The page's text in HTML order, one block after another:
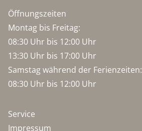
Öffnungszeiten
Montag bis Freitag:
08:30 Uhr bis 12:00 Uhr
13:30 Uhr bis 17:00 Uhr
Samstag während der Ferienzeiten:
08:30 Uhr bis 12:00 Uhr
Service
Impressum